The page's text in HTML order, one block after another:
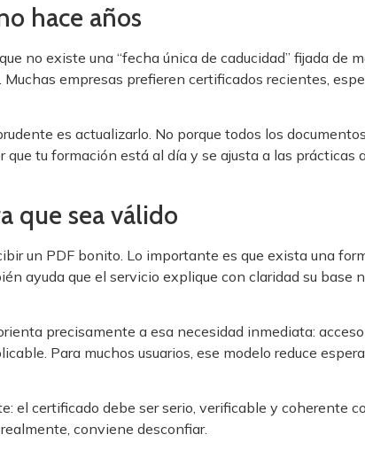
hace años
no existe una “fecha única de caducidad” fijada de
empresas prefieren certificados recientes,
es actualizarlo. No porque todos los
tu formación está al día y se ajusta a las
que sea válido
un PDF bonito. Lo importante es que exista una
ayuda que el servicio explique con claridad su
precisamente a esa necesidad inmediata:
Para muchos usuarios, ese modelo reduce
el certificado debe ser serio, verificable y coherente
conviene desconfiar.